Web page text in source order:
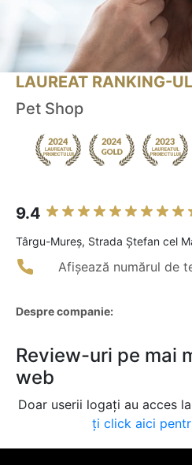
LAUREAT RANKING-
Pet Shop
9.4
Târgu-Mureş, Strada Ștefan cel
Afișează numărul de
Despre companie:
Review-uri pe mai
web
Doar userii logați au acces
ți click aici